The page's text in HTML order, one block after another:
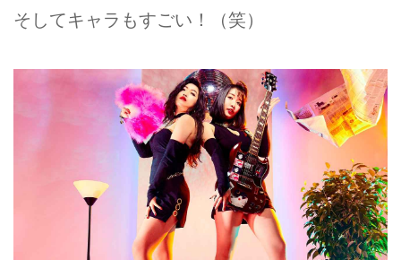
そしてキャラもすごい！（笑）